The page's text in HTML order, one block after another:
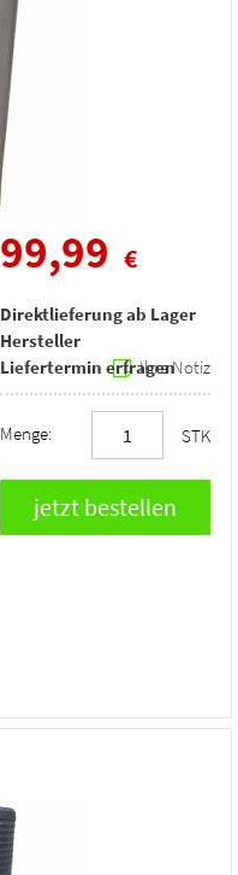
99,99 €
Direktlieferung ab Lager
Hersteller
Liefertermin erfragenIhre Notiz
Menge: STK